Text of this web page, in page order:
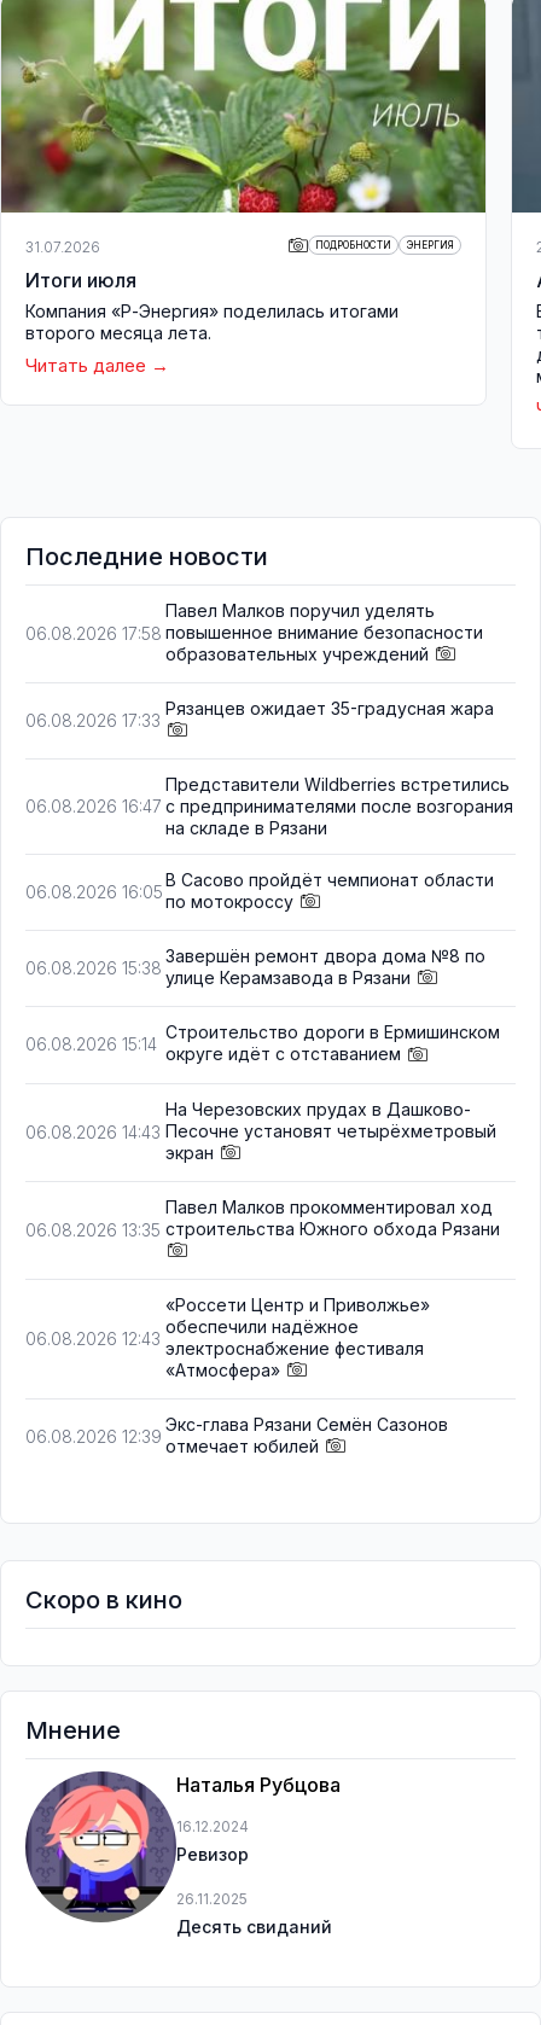
31.07.2026 ПОДРОБНОСТИ ЭНЕРГИЯ
Итоги июля
Компания «Р-Энергия» поделилась итогами
второго месяца лета.
Читать далее
Последние новости
06.08.2026 17:58
Павел Малков поручил уделять
повышенное внимание безопасности
образовательных учреждений
06.08.2026 17:33
Рязанцев ожидает 35-градусная жара
06.08.2026 16:47
Представители Wildberries встретились
с предпринимателями после возгорания
на складе в Рязани
06.08.2026 16:05
В Сасово пройдёт чемпионат области
по мотокроссу
06.08.2026 15:38
Завершён ремонт двора дома №8 по
улице Керамзавода в Рязани
06.08.2026 15:14
Строительство дороги в Ермишинском
округе идёт с отставанием
06.08.2026 14:43
На Черезовских прудах в Дашково-
Песочне установят четырёхметровый
экран
06.08.2026 13:35
Павел Малков прокомментировал ход
строительства Южного обхода Рязани
06.08.2026 12:43
«Россети Центр и Приволжье»
обеспечили надёжное
электроснабжение фестиваля
«Атмосфера»
06.08.2026 12:39
Экс-глава Рязани Семён Сазонов
отмечает юбилей
Скоро в кино
Мнение
Наталья Рубцова
16.12.2024
Ревизор
26.11.2025
Десять свиданий